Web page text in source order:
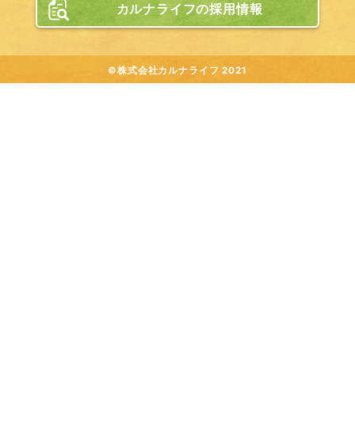
カルナライフの採用情報
©株式会社カルナライフ 2021